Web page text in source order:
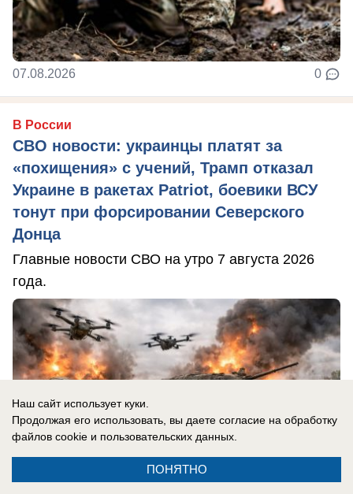
07.08.2026 0
В России
СВО новости: украинцы платят за
«похищения» с учений, Трамп отказал
Украине в ракетах Patriot, боевики ВСУ
тонут при форсировании Северского
Донца
Главные новости СВО на утро 7 августа 2026
года.
Наш сайт использует куки.
Продолжая его использовать, вы даете согласие на обработку
файлов cookie и пользовательских данных.
ПОНЯТНО